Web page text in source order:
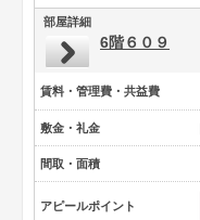
部屋詳細
6階６０９
賃料・管理費・共益費
敷金・礼金
間取・面積
アピールポイント